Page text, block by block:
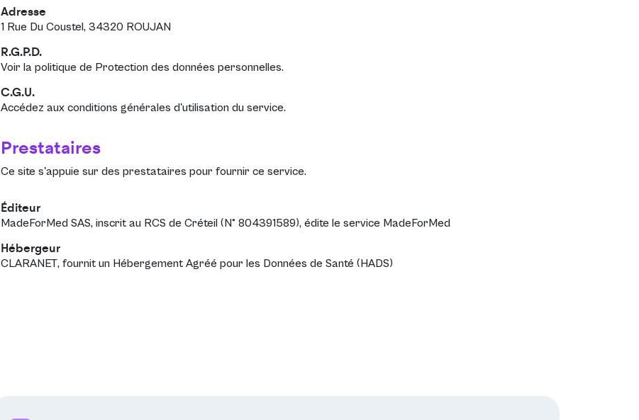
Adresse
1 Rue Du Coustel, 34320 ROUJAN
R.G.P.D.
Voir la politique de Protection des données personnelles.
C.G.U.
Accédez aux conditions générales d'utilisation du service.
Prestataires
Ce site s'appuie sur des prestataires pour fournir ce service.
Éditeur
MadeForMed SAS, inscrit au RCS de Créteil (N° 804391589), édite le service MadeForMed
Hébergeur
CLARANET, fournit un Hébergement Agréé pour les Données de Santé (HADS)